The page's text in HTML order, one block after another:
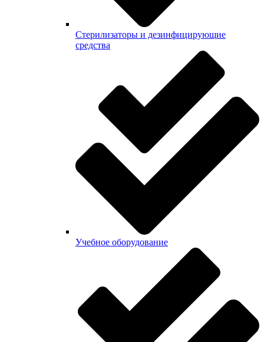
Стерилизаторы и дезинфицирующие
средства
Учебное оборудование